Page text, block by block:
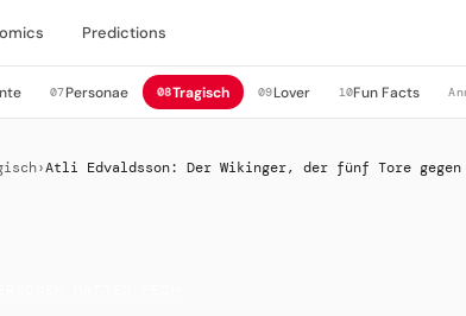
Predictions
07Personae 08Tragisch 09Lover 10Fun Facts
›Atli Edvaldsson: Der Wikinger, der fünf Tore